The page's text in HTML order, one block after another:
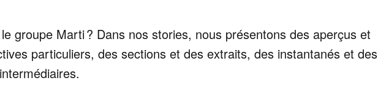
groupe Marti ? Dans nos stories, nous présentons des aperçus et
particuliers, des sections et des extraits, des instantanés et des